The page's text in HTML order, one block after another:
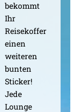
bekommt
Ihr
Reisekoffer
einen
weiteren
bunten
Sticker!
Jede
Lounge